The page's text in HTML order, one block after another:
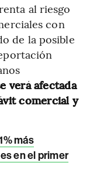
al riesgo
con
de la posible
verá afectada
comercial y
más
en el primer